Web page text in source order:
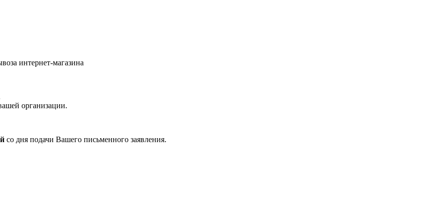
интернет-магазина
организации.
со дня подачи Вашего письменного заявления.